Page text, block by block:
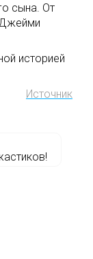
сына. От
историей
Источник